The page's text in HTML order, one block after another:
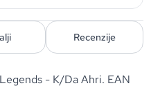
Recenzije
- K/Da Ahri. EAN